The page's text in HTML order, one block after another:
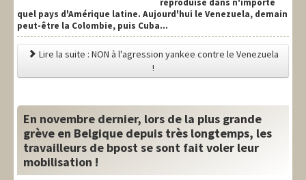
reproduise dans n'importe
quel pays d'Amérique latine. Aujourd'hui le Venezuela, demain
peut-être la Colombie, puis Cuba...
Lire la suite : NON à l'agression yankee contre le Venezuela
!
En novembre dernier, lors de la plus grande
grève en Belgique depuis très longtemps, les
travailleurs de bpost se sont fait voler leur
mobilisation !